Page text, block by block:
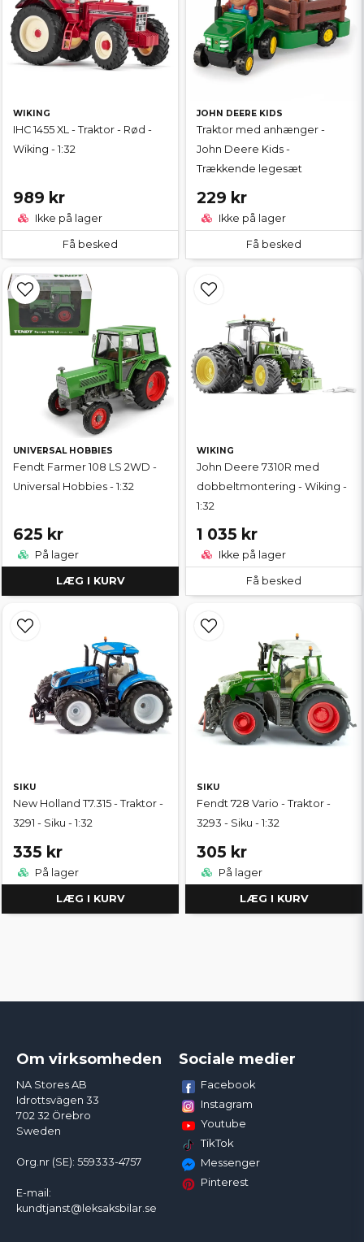
WIKING
IHC 1455 XL - Traktor - Rød -
Wiking - 1:32
989 kr
Ikke på lager
Få besked
JOHN DEERE KIDS
Traktor med anhænger -
John Deere Kids -
Trækkende legesæt
229 kr
Ikke på lager
Få besked
UNIVERSAL HOBBIES
Fendt Farmer 108 LS 2WD -
Universal Hobbies - 1:32
625 kr
På lager
LÆG I KURV
WIKING
John Deere 7310R med
dobbeltmontering - Wiking -
1:32
1 035 kr
Ikke på lager
Få besked
SIKU
New Holland T7.315 - Traktor -
3291 - Siku - 1:32
335 kr
På lager
LÆG I KURV
SIKU
Fendt 728 Vario - Traktor -
3293 - Siku - 1:32
305 kr
På lager
LÆG I KURV
Om virksomheden
NA Stores AB
Idrottsvägen 33
702 32 Örebro
Sweden
Org.nr (SE): 559333-4757
E-mail:
kundtjanst@leksaksbilar.se
Sociale medier
Facebook
Instagram
Youtube
TikTok
Messenger
Pinterest